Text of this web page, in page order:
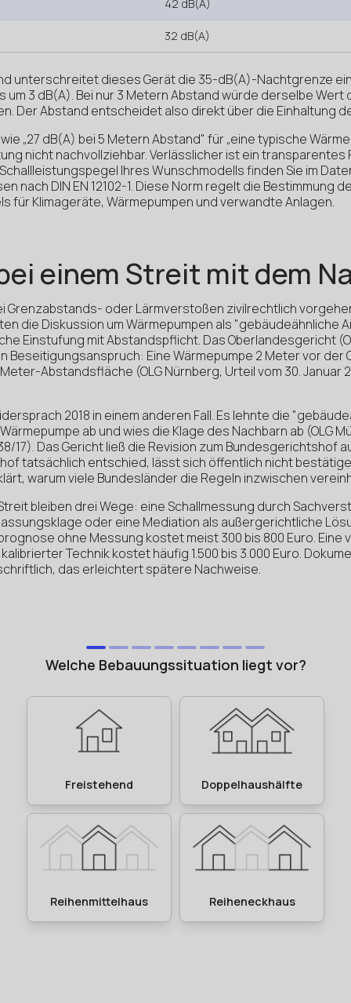
42 dB(A)
32 dB(A)
unterschreitet dieses Gerät die 35-dB(A)-Nachtgrenze
3 dB(A). Bei nur 3 Metern Abstand würde derselbe Wert
Der Abstand entscheidet also direkt über die Einhaltung
„27 dB(A) bei 5 Metern Abstand" für „eine typische
nicht nachvollziehbar. Verlässlicher ist ein transparentes
Ihres Wunschmodells finden Sie im
nach DIN EN 12102-1. Diese Norm regelt die Bestimmung
für Klimageräte, Wärmepumpen und verwandte Anlagen.
einem Streit mit dem
Grenzabstands- oder Lärmverstoßen zivilrechtlich
die Diskussion um Wärmepumpen als "gebäudeähnliche
Einstufung mit Abstandspflicht. Das Oberlandesgericht
Beseitigungsanspruch: Eine Wärmepumpe 2 Meter vor der
Abstandsfläche (OLG Nürnberg, Urteil vom 30. Januar
2018 in einem anderen Fall. Es lehnte die
ab und wies die Klage des Nachbarn ab (OLG
17). Das Gericht ließ die Revision zum Bundesgerichtshof
tatsächlich entschied, lässt sich öffentlich nicht
warum viele Bundesländer die Regeln inzwischen
bleiben drei Wege: eine Schallmessung durch
oder eine Mediation als außergerichtliche
ohne Messung kostet meist 300 bis 800 Euro. Eine
Technik kostet häufig 1.500 bis 3.000 Euro.
das erleichtert spätere Nachweise.